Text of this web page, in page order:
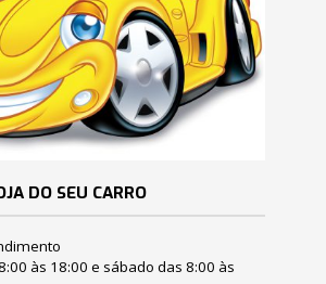
DO SEU CARRO
às 18:00 e sábado das 8:00 às